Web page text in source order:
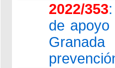
2022/353
de apoyo